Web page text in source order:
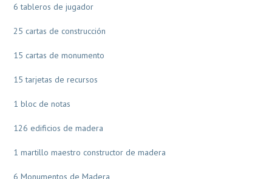
6 tableros de jugador
25 cartas de construcción
15 cartas de monumento
15 tarjetas de recursos
1 bloc de notas
126 edificios de madera
1 martillo maestro constructor de madera
6 Monumentos de Madera